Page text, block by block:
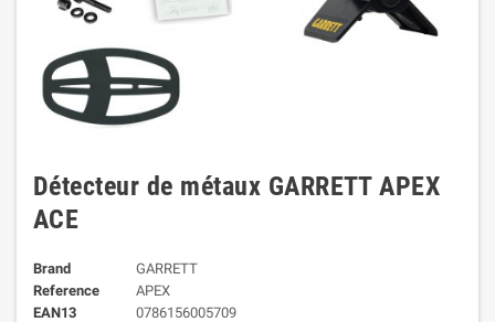
Détecteur de métaux GARRETT APEX
ACE
Brand
GARRETT
Reference
APEX
EAN13
0786156005709